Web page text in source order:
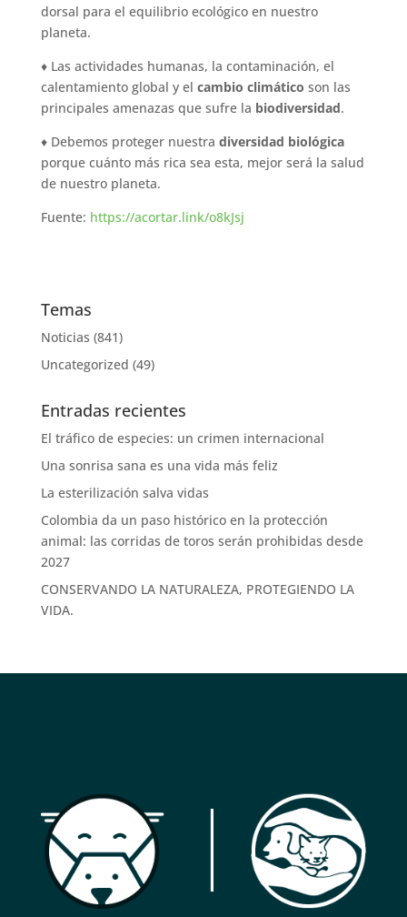
dorsal para el equilibrio ecológico en nuestro
planeta.
♦ Las actividades humanas, la contaminación, el
calentamiento global y el cambio climático son las
principales amenazas que sufre la biodiversidad.
♦ Debemos proteger nuestra diversidad biológica
porque cuánto más rica sea esta, mejor será la salud
de nuestro planeta.
Fuente: https://acortar.link/o8kJsj
Temas
Noticias (841)
Uncategorized (49)
Entradas recientes
El tráfico de especies: un crimen internacional
Una sonrisa sana es una vida más feliz
La esterilización salva vidas
Colombia da un paso histórico en la protección
animal: las corridas de toros serán prohibidas desde
2027
CONSERVANDO LA NATURALEZA, PROTEGIENDO LA
VIDA.